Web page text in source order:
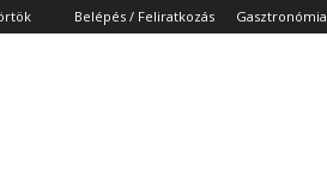
Belépés / Feliratkozás Gasztronómia